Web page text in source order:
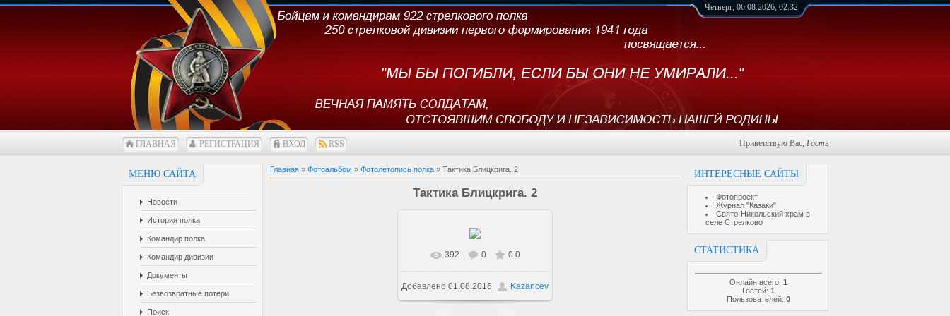
Четверг, 06.08.2026, 02:32
ГЛАВНАЯ РЕГИСТРАЦИЯ ВХОД RSS Приветствую Вас, Гость
МЕНЮ САЙТА
Новости
История полка
Командир полка
Командир дивизии
Документы
Безвозвратные потери
Поиск
ИНТЕРЕСНЫЕ САЙТЫ
Фотопроект
Журнал "Казаки"
Свято-Никольский храм в
селе Стрелково
СТАТИСТИКА
Онлайн всего: 1
Гостей: 1
Пользователей: 0
Главная » Фотоальбом » Фотолетопись полка » Тактика Блицкрига. 2
Тактика Блицкрига. 2
В реальном размере 492x704
/ 148.4Kb
392 0 0.0
Добавлено 01.08.2016 Kazancev